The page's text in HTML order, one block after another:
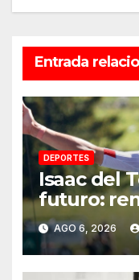
Entrada
DEPORTES
Isaac del
futuro:
Team
AGO 6, 2026